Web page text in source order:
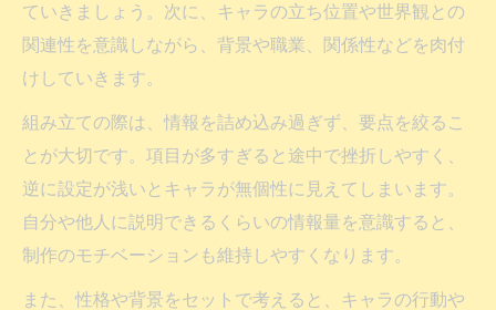
ていきましょう。次に、キャラの立ち位置や世界観との
関連性を意識しながら、背景や職業、関係性などを肉付
けしていきます。
組み立ての際は、情報を詰め込み過ぎず、要点を絞るこ
とが大切です。項目が多すぎると途中で挫折しやすく、
逆に設定が浅いとキャラが無個性に見えてしまいます。
自分や他人に説明できるくらいの情報量を意識すると、
制作のモチベーションも維持しやすくなります。
また、性格や背景をセットで考えると、キャラの行動や